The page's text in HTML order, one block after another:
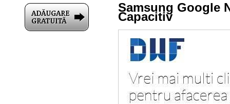
Samsung Google
Capacitiv